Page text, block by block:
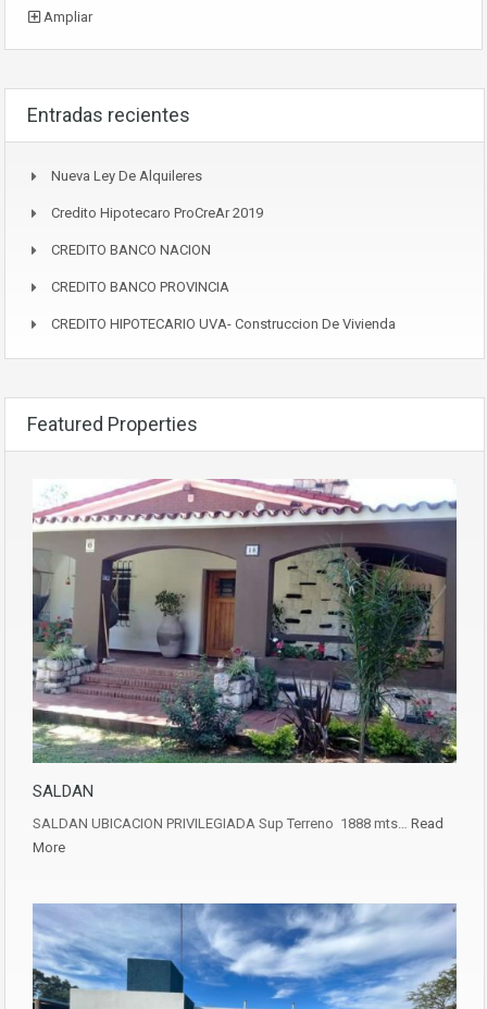
Ampliar
Entradas recientes
Nueva Ley De Alquileres
Credito Hipotecaro ProCreAr 2019
CREDITO BANCO NACION
CREDITO BANCO PROVINCIA
CREDITO HIPOTECARIO UVA- Construccion De Vivienda
Featured Properties
SALDAN
SALDAN UBICACION PRIVILEGIADA Sup Terreno 1888 mts… Read
More